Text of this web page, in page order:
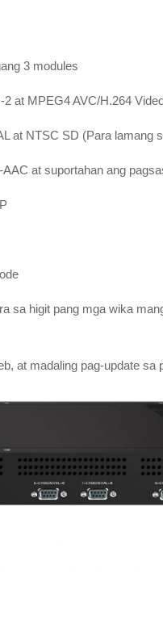
3 modules
at MPEG4 AVC/H.264
at NTSC SD (Para lamang
at suportahan ang
at madaling pag-update sa